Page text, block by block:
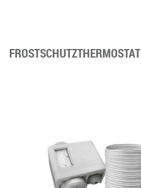
FROSTSCHUTZTHERMOSTAT